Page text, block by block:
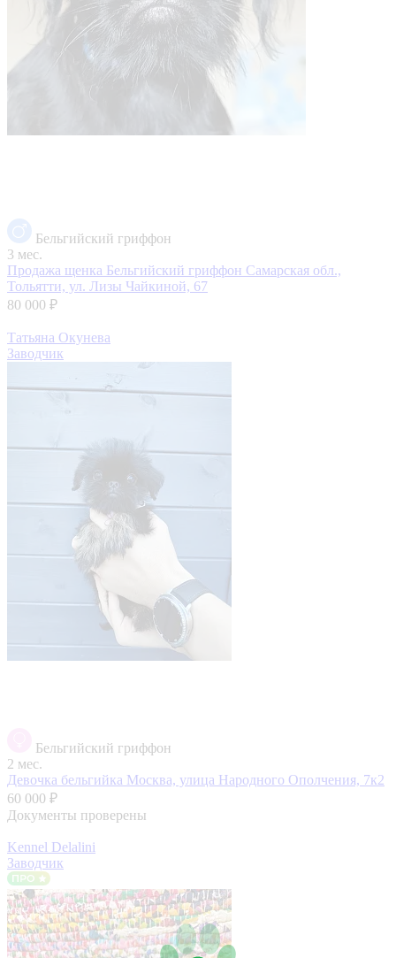
Бельгийский гриффон
3 мес.
Продажа щенка Бельгийский гриффон Самарская обл.,
Тольятти, ул. Лизы Чайкиной, 67
80 000 ₽
Татьяна Окунева
Заводчик
Бельгийский гриффон
2 мес.
Девочка бельгийка Москва, улица Народного Ополчения, 7к2
60 000 ₽
Документы проверены
Kennel Delalini
Заводчик